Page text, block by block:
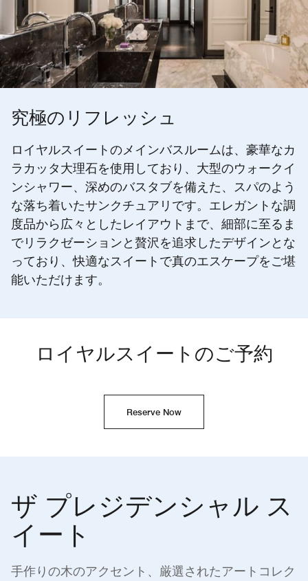
究極のリフレッシュ
ロイヤルスイートのメインバスルームは、豪華なカ
ラカッタ大理石を使用しており、大型のウォークイ
ンシャワー、深めのバスタブを備えた、スパのよう
な落ち着いたサンクチュアリです。エレガントな調
度品から広々としたレイアウトまで、細部に至るま
でリラクゼーションと贅沢を追求したデザインとな
っており、快適なスイートで真のエスケープをご堪
能いただけます。
ロイヤルスイートのご予約
Reserve Now
ザ プレジデンシャル ス
イート
手作りの木のアクセント、厳選されたアートコレク